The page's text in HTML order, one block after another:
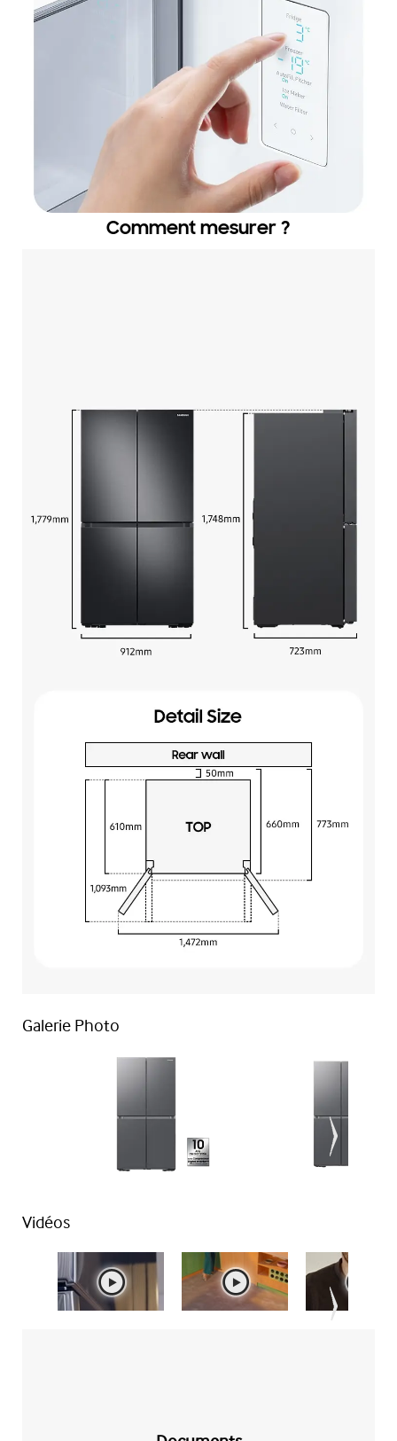
Comment mesurer ?
Galerie Photo
Vidéos